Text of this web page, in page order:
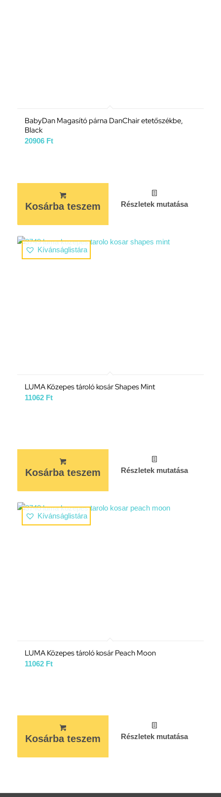
BabyDan Magasító párna DanChair etetőszékbe,
Black
20906 Ft
Kosárba teszem Részletek mutatása
Kívánságlistára
LUMA Közepes tároló kosár Shapes Mint
11062 Ft
Kosárba teszem Részletek mutatása
Kívánságlistára
LUMA Közepes tároló kosár Peach Moon
11062 Ft
Kosárba teszem Részletek mutatása